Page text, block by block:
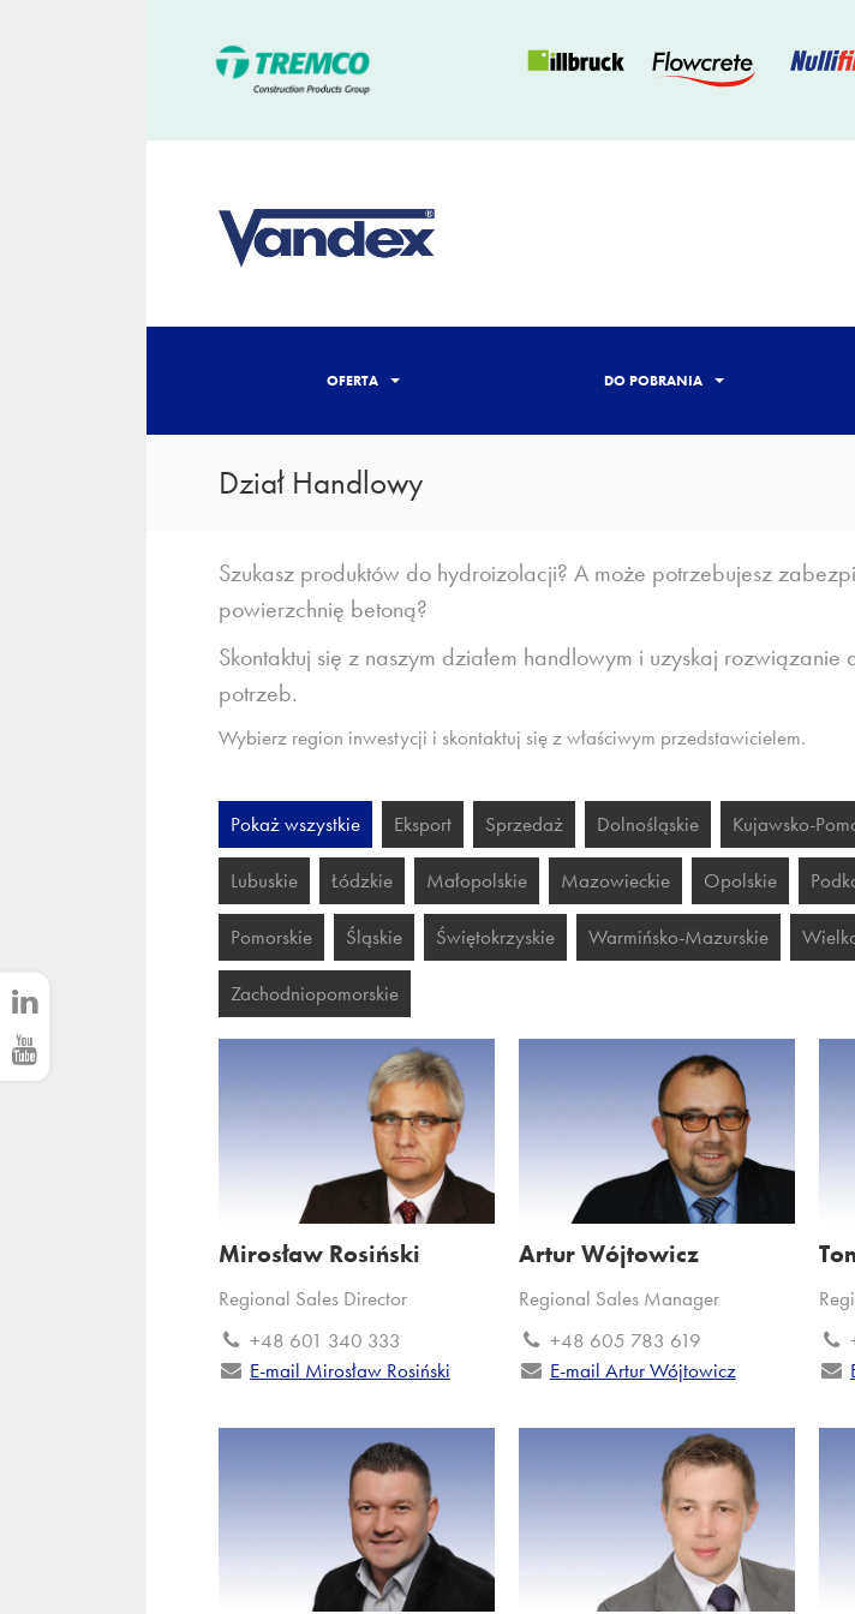
OFERTA DO POBRANIA
Dział Handlowy
Szukasz produktów do hydroizolacji? A może potrzebujesz
powierzchnię betoną?
Skontaktuj się z naszym działem handlowym i uzyskaj
potrzeb.
Wybierz region inwestycji i skontaktuj się z właściwym przedstawicielem.
Pokaż wszystkie Eksport Sprzedaż Dolnośląskie Kujawsko-
Lubuskie Łódzkie Małopolskie Mazowieckie Opolskie
Pomorskie Śląskie Świętokrzyskie Warmińsko-Mazurskie
Zachodniopomorskie
Mirosław Rosiński
Regional Sales Director
+48 601 340 333
E-mail Mirosław Rosiński
Artur Wójtowicz
Regional Sales Manager
+48 605 783 619
E-mail Artur Wójtowicz